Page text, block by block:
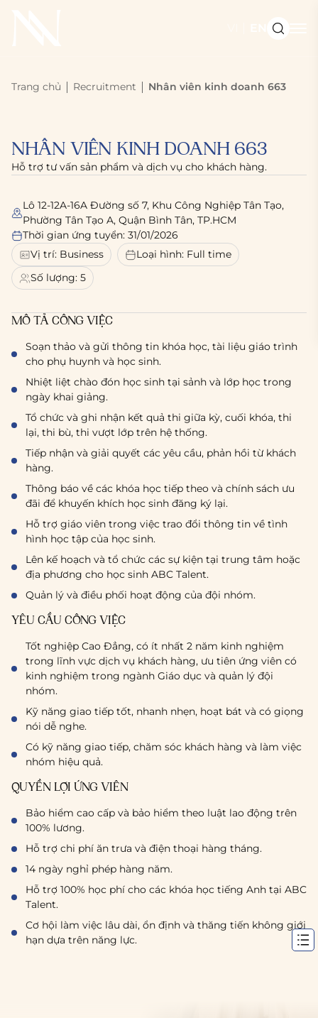
Trang chủ Recruitment Nhân viên kinh doanh 663
NHÂN VIÊN KINH DOANH 663
Hỗ trợ tư vấn sản phẩm và dịch vụ cho khách hàng.
Lô 12-12A-16A Đường số 7, Khu Công Nghiệp Tân Tạo,
Phường Tân Tạo A, Quận Bình Tân, TP.HCM
Thời gian ứng tuyển: 31/01/2026
Vị trí: Business
Loại hình: Full time
Số lượng: 5
MÔ TẢ CÔNG VIỆC
Soạn thảo và gửi thông tin khóa học, tài liệu giáo trình
cho phụ huynh và học sinh.
Nhiệt liệt chào đón học sinh tại sảnh và lớp học trong
ngày khai giảng.
Tổ chức và ghi nhận kết quả thi giữa kỳ, cuối khóa, thi
lại, thi bù, thi vượt lớp trên hệ thống.
Tiếp nhận và giải quyết các yêu cầu, phản hồi từ khách
hàng.
Thông báo về các khóa học tiếp theo và chính sách ưu
đãi để khuyến khích học sinh đăng ký lại.
Hỗ trợ giáo viên trong việc trao đổi thông tin về tình
hình học tập của học sinh.
Lên kế hoạch và tổ chức các sự kiện tại trung tâm hoặc
địa phương cho học sinh ABC Talent.
Quản lý và điều phối hoạt động của đội nhóm.
YÊU CẦU CÔNG VIỆC
Tốt nghiệp Cao Đẳng, có ít nhất 2 năm kinh nghiệm
trong lĩnh vực dịch vụ khách hàng, ưu tiên ứng viên có
kinh nghiệm trong ngành Giáo dục và quản lý đội
nhóm.
Kỹ năng giao tiếp tốt, nhanh nhẹn, hoạt bát và có giọng
nói dễ nghe.
Có kỹ năng giao tiếp, chăm sóc khách hàng và làm việc
nhóm hiệu quả.
QUYỀN LỢI ỨNG VIÊN
Bảo hiểm cao cấp và bảo hiểm theo luật lao động trên
100% lương.
Hỗ trợ chi phí ăn trưa và điện thoại hàng tháng.
14 ngày nghỉ phép hàng năm.
Hỗ trợ 100% học phí cho các khóa học tiếng Anh tại ABC
Talent.
Cơ hội làm việc lâu dài, ổn định và thăng tiến không giới
hạn dựa trên năng lực.